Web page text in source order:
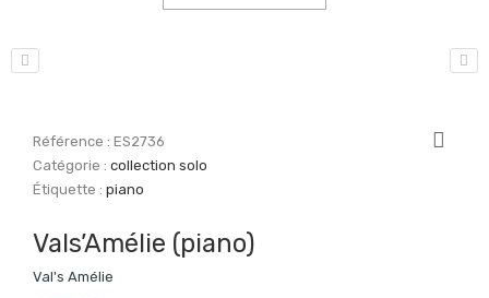
Référence :ES2736
Catégorie :collection solo
Étiquette :piano
Vals’Amélie (piano)
Val's Amélie